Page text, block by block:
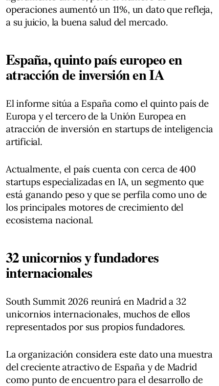
operaciones aumentó un 11%, un dato que refleja,
a su juicio, la buena salud del mercado.
España, quinto país europeo en
atracción de inversión en IA
El informe sitúa a España como el quinto país de
Europa y el tercero de la Unión Europea en
atracción de inversión en startups de inteligencia
artificial.
Actualmente, el país cuenta con cerca de 400
startups especializadas en IA, un segmento que
está ganando peso y que se perfila como uno de
los principales motores de crecimiento del
ecosistema nacional.
32 unicornios y fundadores
internacionales
South Summit 2026 reunirá en Madrid a 32
unicornios internacionales, muchos de ellos
representados por sus propios fundadores.
La organización considera este dato una muestra
del creciente atractivo de España y de Madrid
como punto de encuentro para el desarrollo de